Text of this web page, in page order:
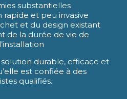
substantielles
rapide et peu invasive
et du design existant
de la durée de vie de
l’installation
durable, efficace et
est confiée à des
qualifiés.